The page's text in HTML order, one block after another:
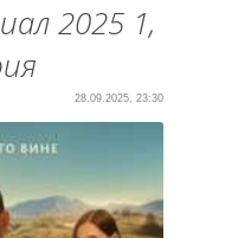
2025 1,
28.09.2025, 23:30